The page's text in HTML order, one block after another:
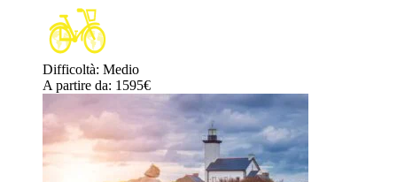
Difficoltà: Medio
A partire da: 1595€